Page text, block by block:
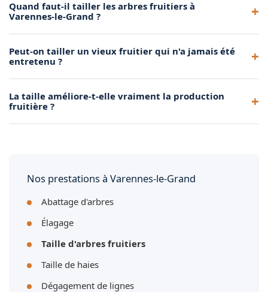
Quand faut-il tailler les arbres fruitiers à
Varennes-le-Grand ?
novembre à mars. Les arbres à noyaux (cerisiers, pruniers)
Peut-on tailler un vieux fruitier qui n'a jamais été
entretenu ?
sur 2 à 3 ans. Nous redonnons forme et vigueur à vos vieux
La taille améliore-t-elle vraiment la production
fruitière ?
Nos prestations à Varennes-le-Grand
Abattage d'arbres
Élagage
Taille d'arbres fruitiers
Taille de haies
Dégagement de lignes